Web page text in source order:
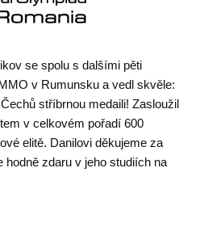
se spolu s dalšími pěti
v Rumunsku a vedl skvěle:
stříbrnou medaili! Zasloužil
v celkovém pořadí 600
elitě. Danilovi děkujeme za
hodně zdaru v jeho studiích na